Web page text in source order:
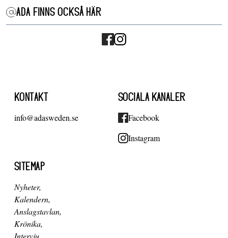
ADA FINNS OCKSÅ HÄR
KONTAKT
info@adasweden.se
SOCIALA KANALER
Facebook
Instagram
SITEMAP
Nyheter
Kalendern
Anslagstavlan
Krönika
Intervju